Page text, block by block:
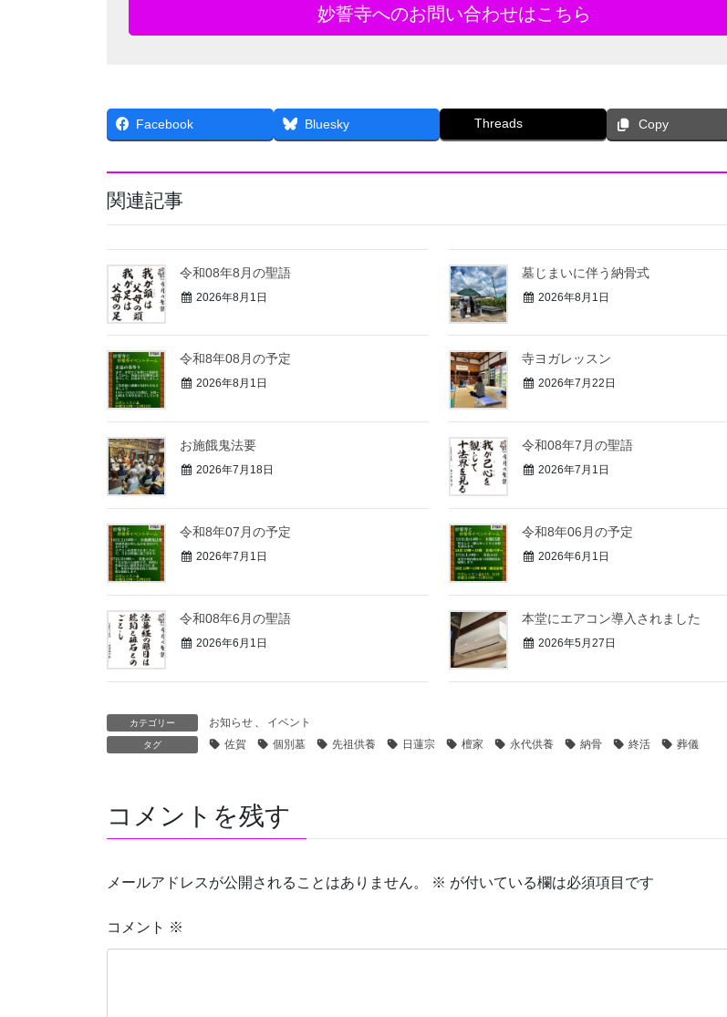
妙誓寺へのお問い合わせはこちら
Facebook Bluesky Threads Copy
関連記事
令和08年8月の聖語
2026年8月1日
墓じまいに伴う納骨式⁡
2026年8月1日
令和8年08月の予定
2026年8月1日
寺ヨガレッスン
2026年7月22日
お施餓鬼法要⁡
2026年7月18日
令和08年7月の聖語
2026年7月1日
令和8年07月の予定
2026年7月1日
令和8年06月の予定
2026年6月1日
令和08年6月の聖語
2026年6月1日
本堂にエアコン導入されました
2026年5月27日
カテゴリー お知らせ イベント
タグ 佐賀 個別墓 先祖供養 日蓮宗 檀家 永代供養 納骨 終活 葬儀
コメントを残す
メールアドレスが公開されることはありません。 ※ が付いている欄は必須項目です
コメント ※